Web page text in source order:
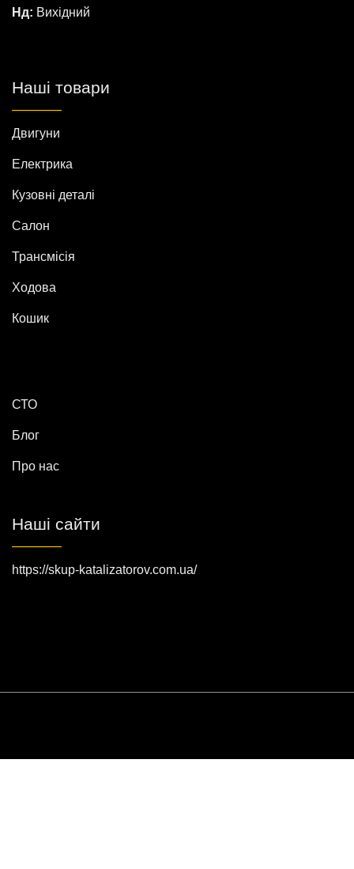
Нд: Вихідний
Наші товари
Двигуни
Електрика
Кузовні деталі
Салон
Трансмісія
Ходова
Кошик
СТО
Блог
Про нас
Наші сайти
https://skup-katalizatorov.com.ua/